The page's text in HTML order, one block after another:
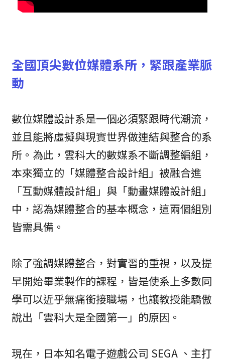
全國頂尖數位媒體系所，緊跟產業脈
動
數位媒體設計系是一個必須緊跟時代潮流，
並且能將虛擬與現實世界做連結與整合的系
所。為此，雲科大的數媒系不斷調整編組，
本來獨立的「媒體整合設計組」被融合進
「互動媒體設計組」與「動畫媒體設計組」
中，認為媒體整合的基本概念，這兩個組別
皆需具備。
除了強調媒體整合，對實習的重視，以及提
早開始畢業製作的課程，皆是使系上多數同
學可以近乎無痛銜接職場，也讓教授能驕傲
說出「雲科大是全國第一」的原因。
現在，日本知名電子遊戲公司 SEGA 、主打